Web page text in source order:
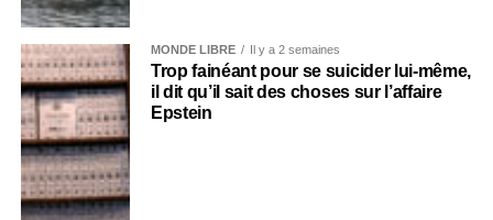
MONDE LIBRE Il y a 2 semaines
Trop fainéant pour se suicider lui-même,
il dit qu’il sait des choses sur l’affaire
Epstein